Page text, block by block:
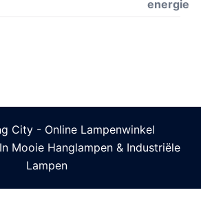
City - Online Lampenwinkel
Mooie Hanglampen & Industriële
Lampen